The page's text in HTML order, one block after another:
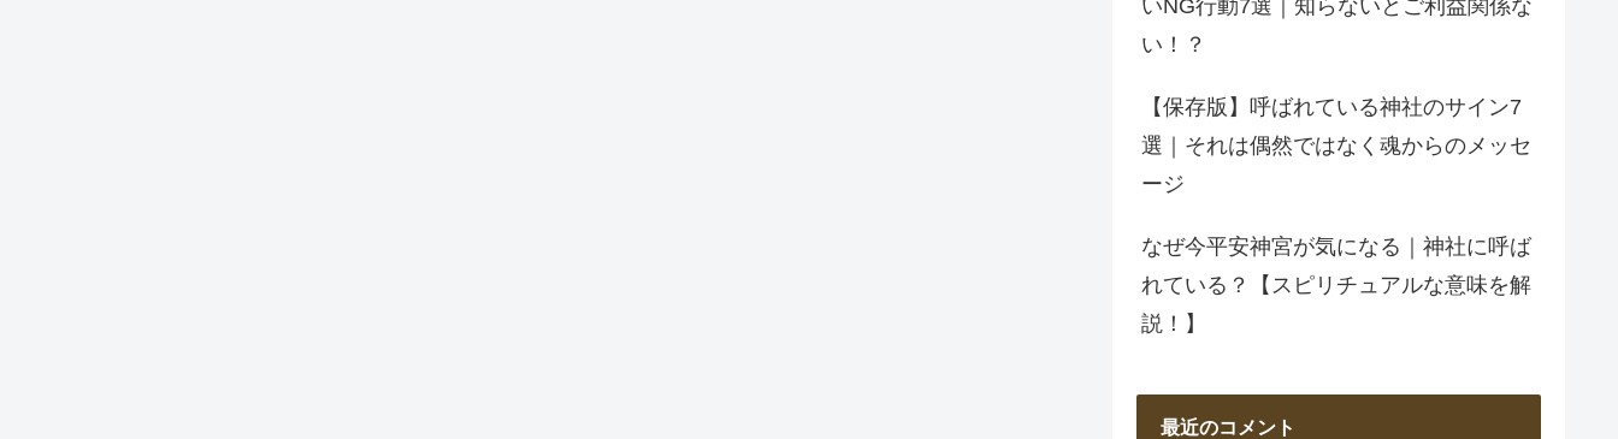
いNG行動7選｜知らないとご利益関係な
い！？
【保存版】呼ばれている神社のサイン7
選｜それは偶然ではなく魂からのメッセ
ージ
なぜ今平安神宮が気になる｜神社に呼ば
れている？【スピリチュアルな意味を解
説！】
最近のコメント